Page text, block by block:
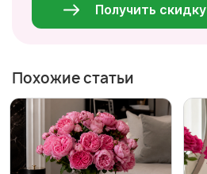
Получить скидку
Похожие статьи